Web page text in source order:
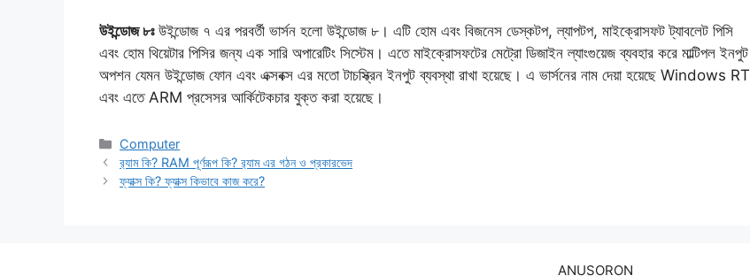
উইন্ডোজ ৮ঃউইন্ডোজ ৭ এর পরবর্তী ভার্সন হলো উইন্ডোজ ৮। এটি হোম এবং বিজনেস ডেস্কটপ, ল্যাপটপ, মাইক্রোসফট ট্যাবলেট পিসি
এবং হোম থিয়েটার পিসির জন্য এক সারি অপারেটিং সিস্টেম। এতে মাইক্রোসফটের মেট্রো ডিজাইন ল্যাংগুয়েজ ব্যবহার করে মাল্টিপল ইনপুট
অপশন যেমন উইন্ডোজ ফোন এবং এক্সবক্স এর মতো টাচস্ক্রিন ইনপুট ব্যবস্থা রাখা হয়েছে। এ ভার্সনের নাম দেয়া হয়েছে Windows RT
এবং এতে ARM প্রসেসর আর্কিটেকচার যুক্ত করা হয়েছে।
Categories
Computer
র‌্যাম কি? RAM পূর্ণরূপ কি? র‌্যাম এর গঠন ও প্রকারভেদ
ফ্যাক্স কি? ফ্যাক্স কিভাবে কাজ করে?
ANUSORON